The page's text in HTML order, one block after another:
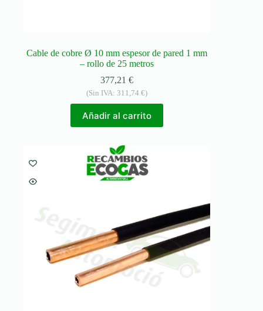
Cable de cobre Ø 10 mm espesor de pared 1 mm
– rollo de 25 metros
377,21€
(Sin IVA:311,74€)
Añadir al carrito